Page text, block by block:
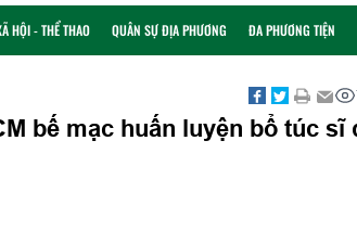
HỘI - THỂ THAO QUÂN SỰ ĐỊA PHƯƠNG ĐA PHƯƠNG TIỆN
bế mạc huấn luyện bổ túc sĩ